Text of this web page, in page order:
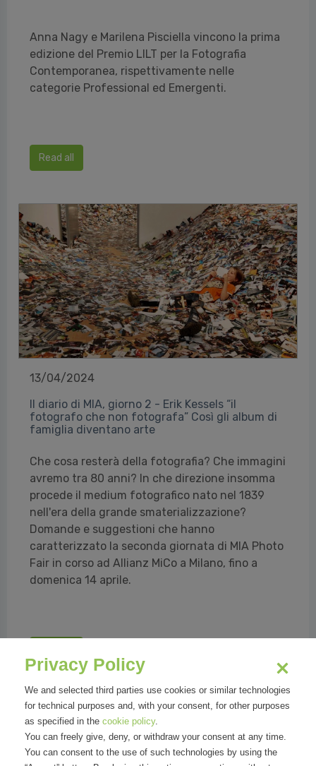
Anna Nagy e Marilena Pisciella vincono la prima
edizione del Premio LILT per la Fotografia
Contemporanea, rispettivamente nelle
categorie Professional ed Emergenti.
Read all
13/04/2024
Il diario di MIA, giorno 2 - Erik Kessels “il
fotografo che non fotografa” Così gli album di
famiglia diventano arte
Che cosa resterà della fotografia? Che immagini
avremo tra 80 anni? In che direzione insomma
procede il medium fotografico nato nel 1839
nell'era della grande smaterializzazione?
Domande e suggestioni che hanno
caratterizzato la seconda giornata di MIA Photo
Fair in corso ad Allianz MiCo a Milano, fino a
domenica 14 aprile.
Organizations
Privacy Policy
We and selected third parties use cookies or similar technologies
for technical purposes and, with your consent, for other purposes
as specified in the cookie policy.
You can freely give, deny, or withdraw your consent at any time.
You can consent to the use of such technologies by using the